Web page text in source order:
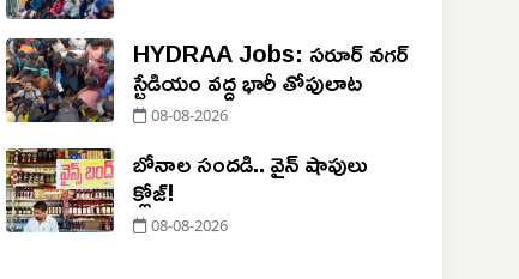
HYDRAA Jobs: సరూర్ నగర్
స్టేడియం వద్ద భారీ తోపులాట
08-08-2026
బోనాల సందడి.. వైన్ షాపులు
క్లోజ్!
08-08-2026